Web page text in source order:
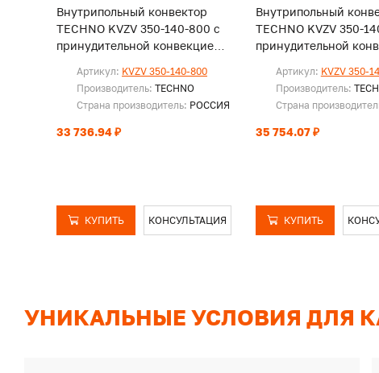
Внутрипольный конвектор
TECHNO KVZV 350-140-800 с
принудительной конвекцией
Артикул: KVZV 350-140-800
Производитель: TECHNO
Страна производитель: РОССИЯ
33 736.94 ₽
КУПИТЬ КОНСУЛЬТАЦИЯ
Внутрипольный
TECHNO KVZV 350-
принудительной
Артикул: KVZV 350-
Производитель:
Страна
35 754.07 ₽
КУПИТЬ
УНИКАЛЬНЫЕ УСЛОВИЯ ДЛЯ